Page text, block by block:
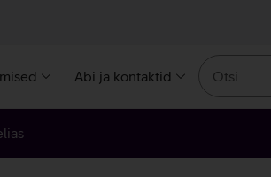
Abi ja kontaktid